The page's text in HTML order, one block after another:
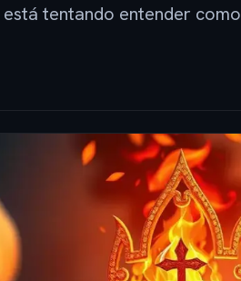
tentando entender como